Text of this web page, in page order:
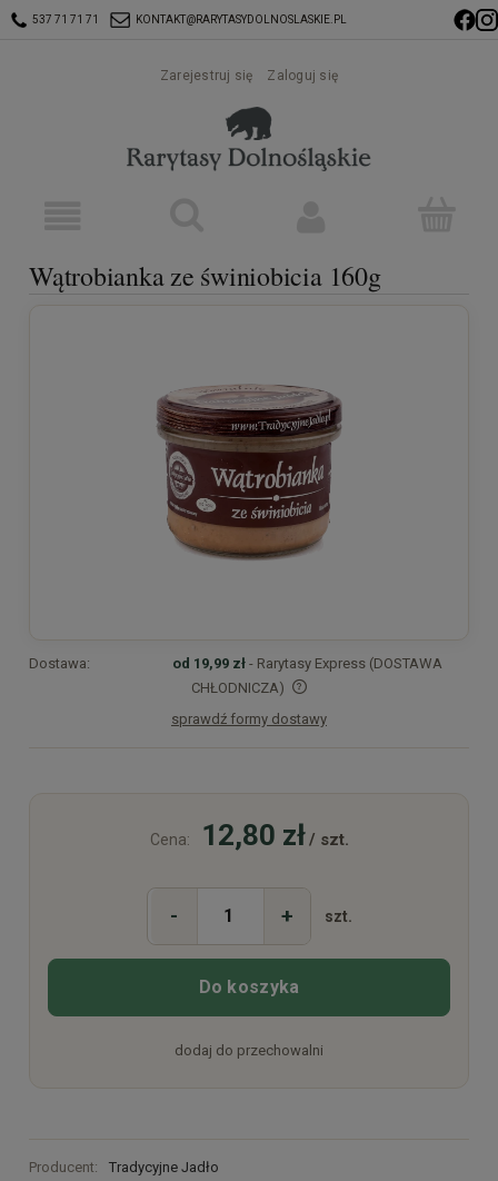
537 71 71 71 KONTAKT@RARYTASYDOLNOSLASKIE.PL
Zarejestruj się Zaloguj się
Wątrobianka ze świniobicia 160g
Dostawa: od 19,99 zł - Rarytasy Express (DOSTAWA
CHŁODNICZA)
Cena nie zawiera ewentualnych kosztów płatności
sprawdź formy dostawy
Cena: 12,80 zł/ szt.
- + szt.
Do koszyka
dodaj do przechowalni
Producent: Tradycyjne Jadło